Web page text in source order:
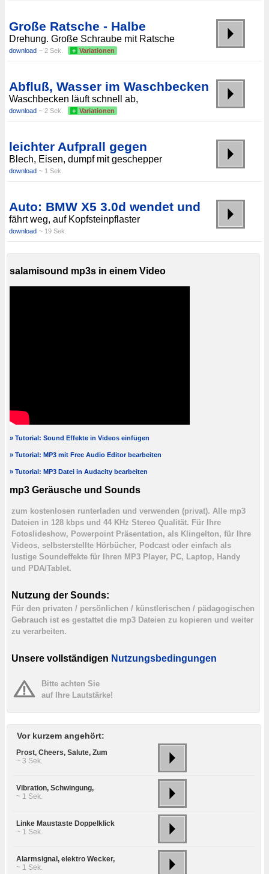
Große Ratsche - Halbe
Drehung. Große Schraube mit Ratsche
download ~ 2 Sek. + Variationen
Abfluß, Wasser im Waschbecken
Waschbecken läuft schnell ab,
download ~ 2 Sek. + Variationen
leichter Aufprall gegen
Blech, Eisen, dumpf mit geschepper
download ~ 1 Sek.
Auto: BMW X5 3.0d wendet und
fährt weg, auf Kopfsteinpflaster
download ~ 19 Sek.
salamisound mp3s in einem Video
» Tutorial: Sound Effekte in Videos einfügen
» Tutorial: MP3 mit Free Audio Editor bearbeiten
» Tutorial: MP3 Datei in Audacity bearbeiten
mp3 Geräusche und Sounds
zum kostenlosen runterladen und verwenden (privat). Alle mp3
Dateien in 128 kbps und 44 KHz Stereo Qualität. Für Ihre
Fotoslideshow, Powerpoint Präsentation, als Klingelton, für Ihre
Videos, selbsterstellte Hörbücher, Podcast oder einfach als
lustige Soundeffekte für Ihren MP3 Player, PC, Laptop, Handy
und PDA/Tablet.
Nutzung der Sounds:
Für den privaten / persönlichen / künstlerischen / pädagogischen
Gebrauch ist es gestattet die mp3 Dateien zu kopieren und weiter
zu verarbeiten.
Unsere vollständigen Nutzungsbedingungen
Bitte achten Sie
auf Ihre Lautstärke!
Vor kurzem angehört:
Prost, Cheers, Salute, Zum
~ 3 Sek.
Vibration, Schwingung,
~ 1 Sek.
Linke Maustaste Doppelklick
~ 1 Sek.
Alarmsignal, elektro Wecker,
~ 1 Sek.